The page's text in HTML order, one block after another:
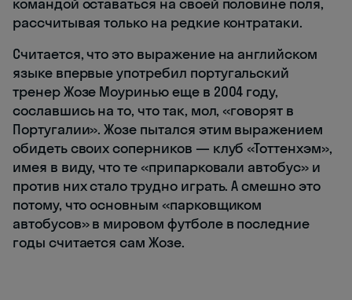
рассчитывая только на редкие контратаки.
Считается, что это выражение на английском
языке впервые употребил португальский
тренер Жозе Моуринью еще в 2004 году,
сославшись на то, что так, мол, «говорят в
Португалии». Жозе пытался этим выражением
обидеть своих соперников — клуб «Тоттенхэм»,
имея в виду, что те «припарковали автобус» и
против них стало трудно играть. А смешно это
потому, что основным «парковщиком
автобусов» в мировом футболе в последние
годы считается сам Жозе.